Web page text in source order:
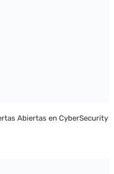
Abiertas en CyberSecurity